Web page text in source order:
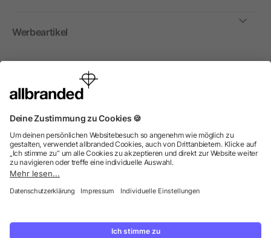
Werbeartikel
International
Wir verkaufen Werbeartikel, Werbemittel und
Vereine. Alle Preise zzgl. MwSt.